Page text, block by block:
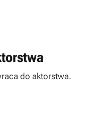
do aktorstwa.